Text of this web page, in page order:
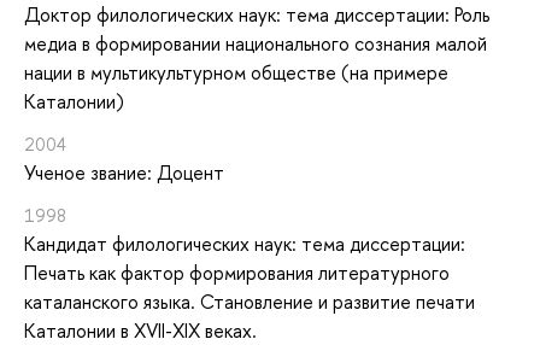
Доктор филологических наук: тема диссертации: Роль
медиа в формировании национального сознания малой
нации в мультикультурном обществе (на примере
Каталонии)
2004
Ученое звание: Доцент
1998
Кандидат филологических наук: тема диссертации:
Печать как фактор формирования литературного
каталанского языка. Становление и развитие печати
Каталонии в XVII-XIX веках.